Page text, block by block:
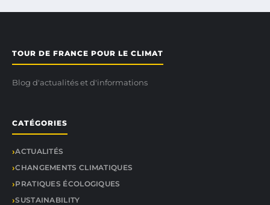
TOUR DE FRANCE POUR LE CLIMAT
Blog d'actualités et d'informations
CATÉGORIES
ACTUALITÉS
CHANGEMENTS CLIMATIQUES
PRATIQUES ÉCOLOGIQUES
SUSTAINABILITY